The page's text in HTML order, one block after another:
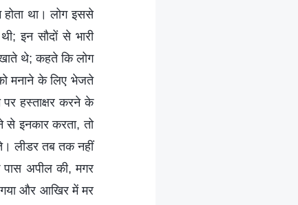
था। लोग इससे
इन सौदों से भारी
थे; कहते कि लोग
मनाने के लिए भेजते
हस्ताक्षर करने के
से इनकार करता, तो
लीडर तब तक नहीं
अपील की, मगर
गया और आखिर में मर